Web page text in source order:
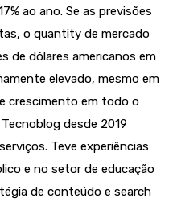
ao ano. Se as previsões
o quantity de mercado
de dólares americanos em
elevado, mesmo em
crescimento em todo o
desde 2019
Teve experiências
e no setor de educação
de conteúdo e search